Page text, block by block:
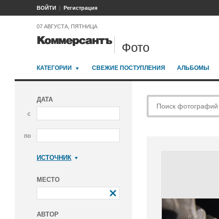
ВОЙТИ Регистрация
07 АВГУСТА, ПЯТНИЦА
Фото
КАТЕГОРИИ СВЕЖИЕ ПОСТУПЛЕНИЯ АЛЬБОМЫ
ДАТА
с
по
ИСТОЧНИК
МЕСТО
АВТОР